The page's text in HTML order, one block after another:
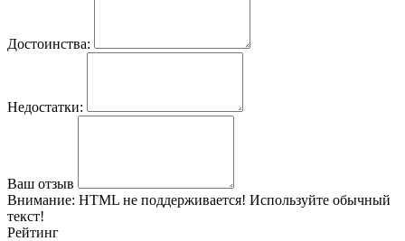
Достоинства:
Недостатки:
Ваш отзыв
Внимание: HTML не поддерживается! Используйте обычный
текст!
Рейтинг